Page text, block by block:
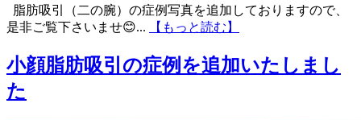
脂肪吸引（二の腕）の症例写真を追加しておりますので、
是非ご覧下さいませ😊...
【もっと読む】
小顔脂肪吸引の症例を追加いたしまし
た